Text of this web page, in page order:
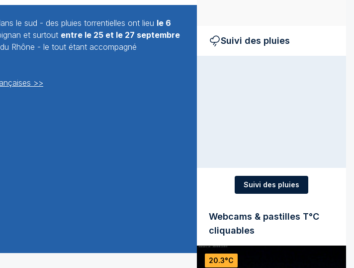
le sud - des pluies torrentielles ont lieu le 6
et surtout entre le 25 et le 27 septembre
Rhône - le tout étant accompagné
>>
Suivi des pluies
Suivi des pluies
Webcams & pastilles T°C
cliquables
20.3°C